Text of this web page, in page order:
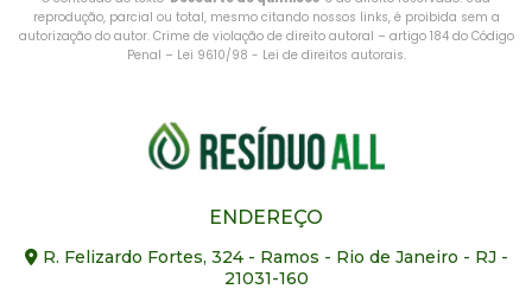
reprodução, parcial ou total, mesmo citando nossos links, é proibida sem a
autorização do autor. Crime de violação de direito autoral – artigo 184 do Código
Penal – Lei 9610/98 - Lei de direitos autorais.
ENDEREÇO
R. Felizardo Fortes, 324 - Ramos - Rio de Janeiro - RJ -
21031-160